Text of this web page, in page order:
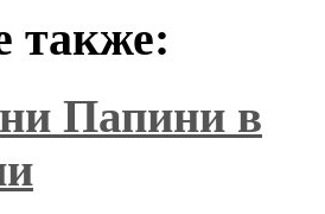
также:
Папини в